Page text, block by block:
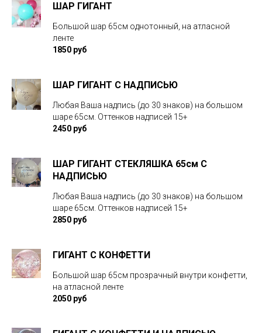
ШАР ГИГАНТ
Большой шар 65см однотонный, на атласной
ленте
1850 руб
ШАР ГИГАНТ С НАДПИСЬЮ
Любая Ваша надпись (до 30 знаков) на большом
шаре 65см. Оттенков надписей 15+
2450 руб
ШАР ГИГАНТ СТЕКЛЯШКА 65см С
НАДПИСЬЮ
Любая Ваша надпись (до 30 знаков) на большом
шаре 65см. Оттенков надписей 15+
2850 руб
ГИГАНТ С КОНФЕТТИ
Большой шар 65см прозрачный внутри конфетти,
на атласной ленте
2050 руб